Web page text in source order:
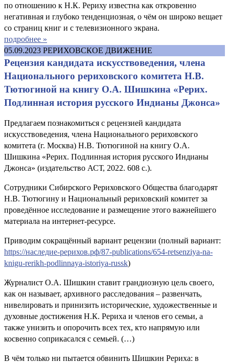
по отношению к Н.К. Рериху известна как откровенно
негативная и глубоко тенденциозная, о чём он широко вещает
со страниц книг и с телевизионного экрана.
подробнее »
05.09.2023 РЕРИХОВСКОЕ ДВИЖЕНИЕ
Рецензия кандидата искусствоведения, члена
Национального рериховского комитета Н.В.
Тютюгиной на книгу О.А. Шишкина «Рерих.
Подлинная история русского Индианы Джонса»
Предлагаем познакомиться с рецензией кандидата
искусствоведения, члена Национального рериховского
комитета (г. Москва) Н.В. Тютюгиной на книгу О.А.
Шишкина «Рерих. Подлинная история русского Индианы
Джонса» (издательство АСТ, 2022. 608 с.).
Сотрудники Сибирского Рериховского Общества благодарят
Н.В. Тютюгину и Национальный рериховский комитет за
проведённое исследование и размещение этого важнейшего
материала на интернет-ресурсе.
Приводим сокращённый вариант рецензии (полный вариант:
https://наследие-рерихов.рф/87-publications/654-retsenziya-na-
knigu-rerikh-podlinnaya-istoriya-russk)
Журналист О.А. Шишкин ставит грандиозную цель своего,
как он называет, архивного расследования – развенчать,
нивелировать и принизить исторические, художественные и
духовные достижения Н.К. Рериха и членов его семьи, а
также унизить и опорочить всех тех, кто напрямую или
косвенно соприкасался с семьей. (…)
В чём только ни пытается обвинить Шишкин Рериха: в